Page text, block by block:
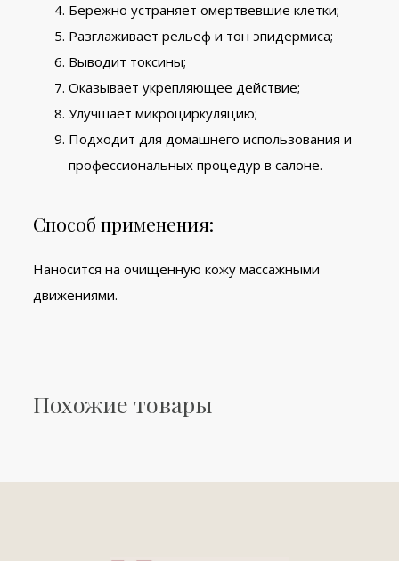
Бережно устраняет омертвевшие клетки;
Разглаживает рельеф и тон эпидермиса;
Выводит токсины;
Оказывает укрепляющее действие;
Улучшает микроциркуляцию;
Подходит для домашнего использования и
профессиональных процедур в салоне.
Способ применения:
Наносится на очищенную кожу массажными
движениями.
Похожие товары